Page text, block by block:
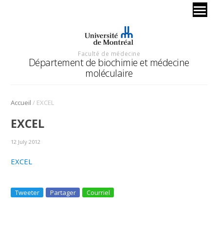
Faculté de médecine
Département de biochimie et médecine
moléculaire
Accueil / EXCEL
EXCEL
12 July 2012
EXCEL
Tweeter Partager Courriel